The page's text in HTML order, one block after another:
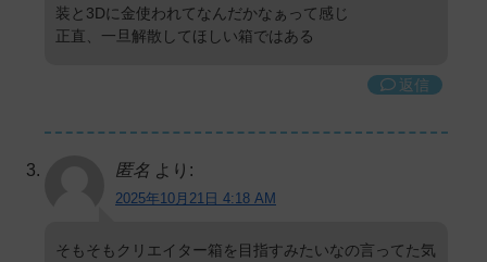
装と3Dに金使われてなんだかなぁって感じ
正直、一旦解散してほしい箱ではある
返信
匿名 より:
2025年10月21日 4:18 AM
そもそもクリエイター箱を目指すみたいなの言ってた気